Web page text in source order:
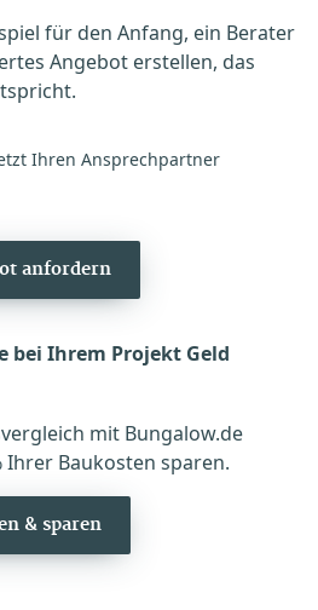
für den Anfang, ein Berater
Angebot erstellen, das
Ihren Ansprechpartner
anfordern
bei Ihrem Projekt Geld
mit Bungalow.de
Ihrer Baukosten sparen.
& sparen